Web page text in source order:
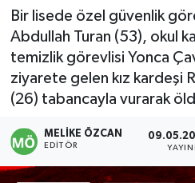
Bir lisede özel güvenlik
Abdullah Turan (53), okul
temizlik görevlisi Yonca
ziyarete gelen kız kardeşi
(26) tabancayla vurarak
MELIKE ÖZCAN
EDITÖR
Asayiş
Bartın
Karabük
Devrek
Son Dakika Haberleri
Haber Arşivi